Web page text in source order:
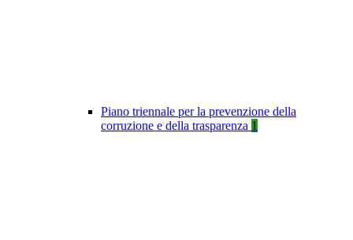
Piano triennale per la prevenzione della
corruzione e della trasparenza 1